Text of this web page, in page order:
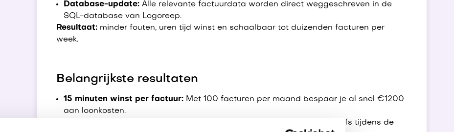
Database-update:Alle relevante factuurdata worden direct weggeschreven in de
SQL-database van Logoreep.
Resultaat: minder fouten, uren tijd winst en schaalbaar tot duizenden facturen per
week.
Belangrijkste resultaten
15 minuten winst per factuur:Met 100 facturen per maand bespaar je al snel €1200
aan loonkosten.
De administratie is altijd 100% actueel, zelfs tijdens de